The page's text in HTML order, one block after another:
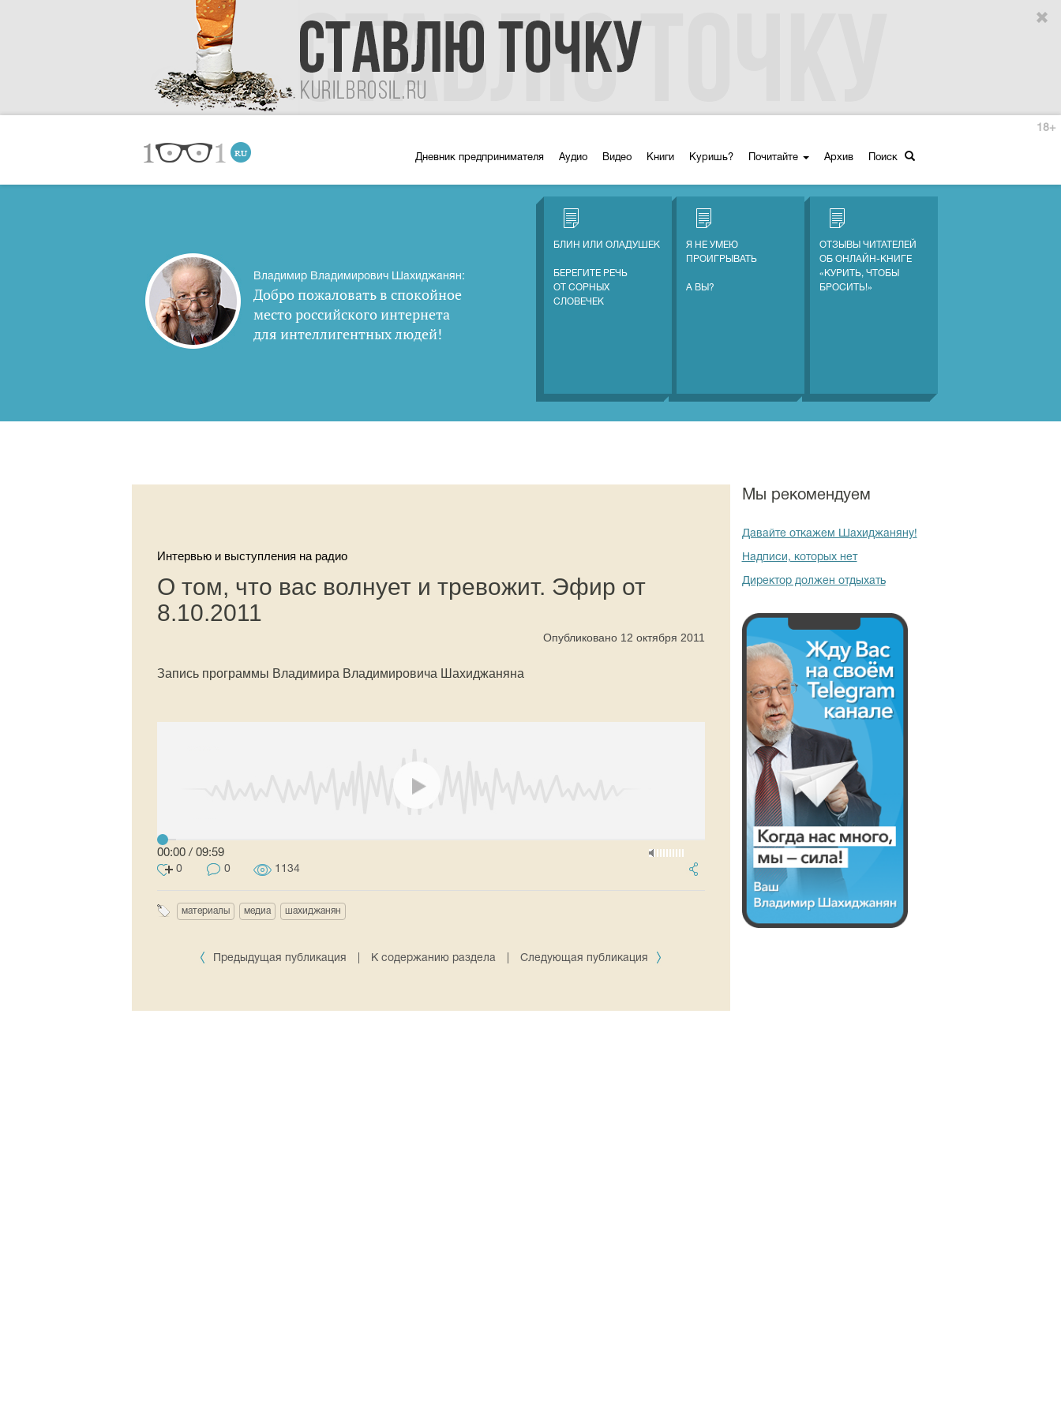
Дневник предпринимателя Аудио Видео Книги Куришь? Почитайте Архив Поиск
18+
Владимир Владимирович Шахиджанян:
Добро пожаловать в спокойное
место российского интернета
для интеллигентных людей!
БЛИН ИЛИ ОЛАДУШЕК
БЕРЕГИТЕ РЕЧЬ
ОТ СОРНЫХ
СЛОВЕЧЕК
Я НЕ УМЕЮ
ПРОИГРЫВАТЬ
А ВЫ?
ОТЗЫВЫ ЧИТАТЕЛЕЙ
ОБ ОНЛАЙН-КНИГЕ
«КУРИТЬ, ЧТОБЫ
БРОСИТЬ!»
Интервью и выступления на радио
О том, что вас волнует и тревожит. Эфир от
8.10.2011
Опубликовано 12 октября 2011
Запись программы Владимира Владимировича Шахиджаняна
00:00 / 09:59
0 0 1134
материалы медиа шахиджанян
Предыдущая публикация К содержанию раздела Следующая публикация
Мы рекомендуем
Давайте откажем Шахиджаняну!
Надписи, которых нет
Директор должен отдыхать